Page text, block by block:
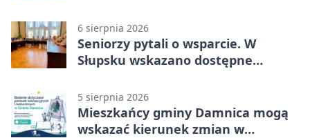
6 sierpnia 2026
Seniorzy pytali o wsparcie. W
Słupsku wskazano dostępne
5 sierpnia 2026
Mieszkańcy gminy Damnica mogą
wskazać kierunek zmian w